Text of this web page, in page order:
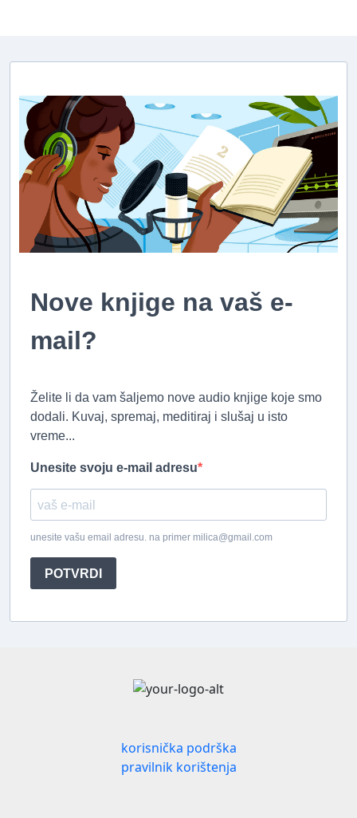
Nove knjige na vaš e-
mail?
Želite li da vam šaljemo nove audio knjige koje smo
dodali. Kuvaj, spremaj, meditiraj i slušaj u isto
vreme...
Unesite svoju e-mail adresu
unesite vašu email adresu. na primer milica@gmail.com
POTVRDI
korisnička podrška
pravilnik korištenja